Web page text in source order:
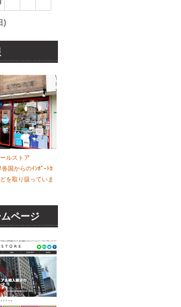
)
ルストア
国からのｲﾝﾎﾟｰﾄｶ
を取り扱っていま
ページ